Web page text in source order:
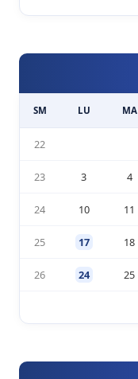
SM LU MA
22
23 3 4
24 10 11
25 17 18
26 24 25